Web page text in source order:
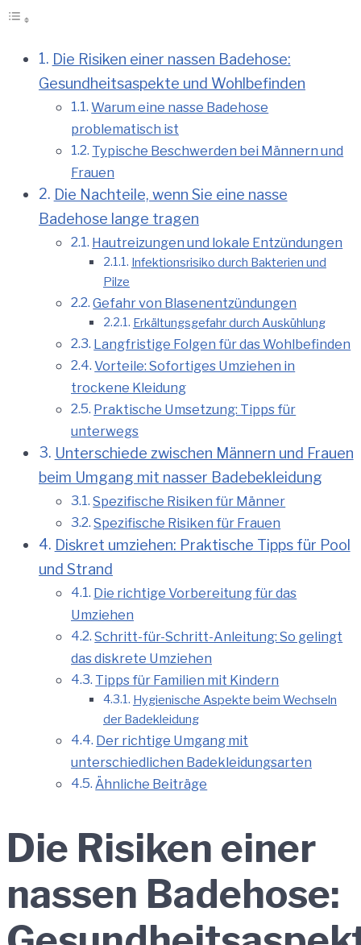
Die Risiken einer nassen Badehose:
Gesundheitsaspekte und Wohlbefinden
Warum eine nasse Badehose
problematisch ist
Typische Beschwerden bei Männern und
Frauen
Die Nachteile, wenn Sie eine nasse
Badehose lange tragen
Hautreizungen und lokale Entzündungen
Infektionsrisiko durch Bakterien und
Pilze
Gefahr von Blasenentzündungen
Erkältungsgefahr durch Auskühlung
Langfristige Folgen für das Wohlbefinden
Vorteile: Sofortiges Umziehen in
trockene Kleidung
Praktische Umsetzung: Tipps für
unterwegs
Unterschiede zwischen Männern und Frauen
beim Umgang mit nasser Badebekleidung
Spezifische Risiken für Männer
Spezifische Risiken für Frauen
Diskret umziehen: Praktische Tipps für Pool
und Strand
Die richtige Vorbereitung für das
Umziehen
Schritt-für-Schritt-Anleitung: So gelingt
das diskrete Umziehen
Tipps für Familien mit Kindern
Hygienische Aspekte beim Wechseln
der Badekleidung
Der richtige Umgang mit
unterschiedlichen Badekleidungsarten
Ähnliche Beiträge
Die Risiken einer
nassen Badehose: